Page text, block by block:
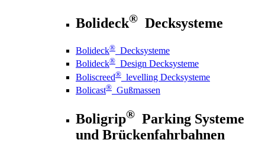
Bolideck® Decksysteme
Bolideck® Decksysteme
Bolideck® Design Decksysteme
Boliscreed® levelling Decksysteme
Bolicast® Gußmassen
Boligrip® Parking Systeme
und Brückenfahrbahnen